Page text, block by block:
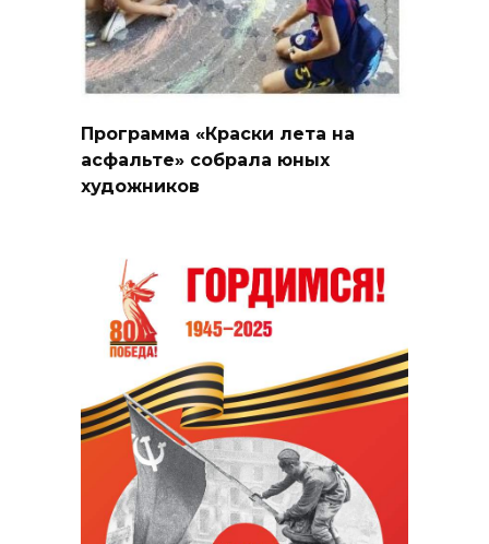
Программа «Краски лета на
асфальте» собрала юных
художников